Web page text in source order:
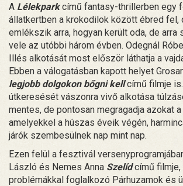
A Lélekparkcímű fantasy-thrillerben egy
állatkertben a krokodilok között ébred fel,
emlékszik arra, hogyan került oda, de arra
vele az utóbbi három évben. Odegnál
Illés alkotását most először láthatja a
Ebben a válogatásban kapott helyet
legjobb dolgokon bőgni kell című filmje
útkeresését vászonra vivő alkotása
mentes, de pontosan megragadja azokat
amelyekkel a húszas éveik végén,
járók szembesülnek nap mint nap.
Ezen felül a fesztivál
László és Nemes Anna Szelídcímű filmje,
problémákkal foglalkozó Párhuzamok és